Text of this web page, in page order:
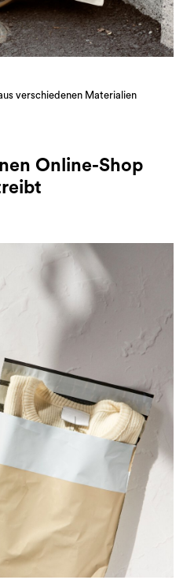
verschiedenen Materialien
Online-Shop